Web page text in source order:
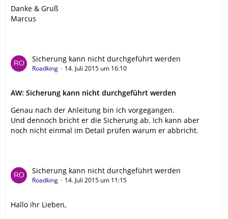
Danke & Gruß
Marcus
Sicherung kann nicht durchgeführt werden
Roadking 14. Juli 2015 um 16:10
AW: Sicherung kann nicht durchgeführt werden
Genau nach der Anleitung bin ich vorgegangen.
Und dennoch bricht er die Sicherung ab. Ich kann aber
noch nicht einmal im Detail prüfen warum er abbricht.
Sicherung kann nicht durchgeführt werden
Roadking 14. Juli 2015 um 11:15
Hallo ihr Lieben,